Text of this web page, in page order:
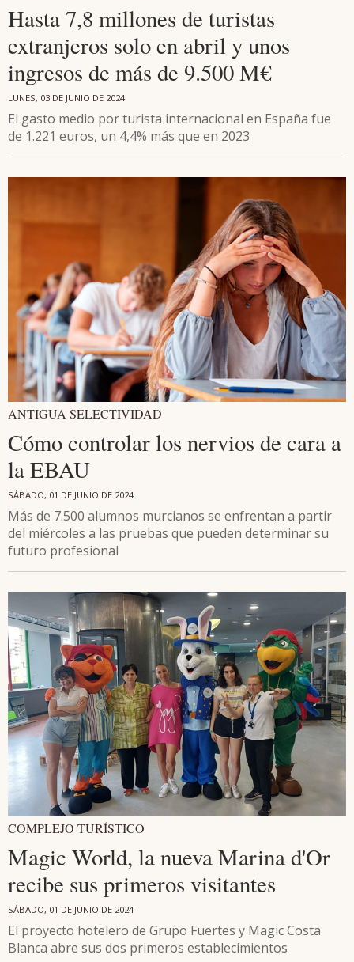
Hasta 7,8 millones de turistas
extranjeros solo en abril y unos
ingresos de más de 9.500 M€
LUNES, 03 DE JUNIO DE 2024
El gasto medio por turista internacional en España fue
de 1.221 euros, un 4,4% más que en 2023
ANTIGUA SELECTIVIDAD
Cómo controlar los nervios de cara a
la EBAU
SÁBADO, 01 DE JUNIO DE 2024
Más de 7.500 alumnos murcianos se enfrentan a partir
del miércoles a las pruebas que pueden determinar su
futuro profesional
COMPLEJO TURÍSTICO
Magic World, la nueva Marina d'Or
recibe sus primeros visitantes
SÁBADO, 01 DE JUNIO DE 2024
El proyecto hotelero de Grupo Fuertes y Magic Costa
Blanca abre sus dos primeros establecimientos